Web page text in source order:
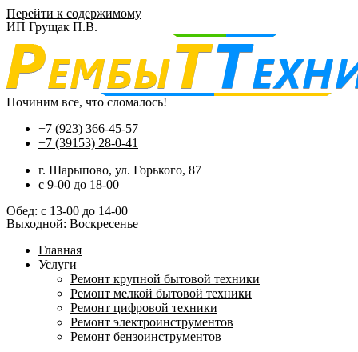
Перейти к содержимому
ИП Грущак П.В.
Починим все, что сломалось!
+7 (923) 366-45-57
+7 (39153) 28-0-41
г. Шарыпово, ул. Горького, 87
c 9-00 до 18-00
Обед: с 13-00 до 14-00
Выходной: Воскресенье
Главная
Услуги
Ремонт крупной бытовой техники
Ремонт мелкой бытовой техники
Ремонт цифровой техники
Ремонт электроинструментов​
Ремонт бензоинструментов